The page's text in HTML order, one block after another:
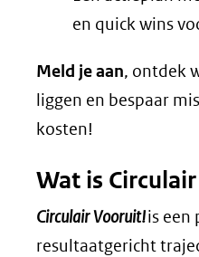
en quick wins
Meld je aan, ontdek
liggen en bespaar
kosten!
Wat is
Circulair Vooruit!is een
resultaatgericht